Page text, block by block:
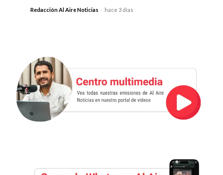
Redacción Al Aire Noticias - hace 3 días